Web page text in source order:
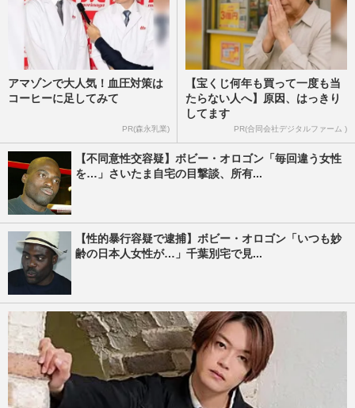
アマゾンで大人気！血圧対策は
コーヒーに足してみて
PR(森永乳業)
【宝くじ何年も買って一度も当
たらない人へ】原因、はっきり
してます
PR(合同会社デジタルファーム )
【不同意性交容疑】ボビー・オロゴン「毎回違う女性
を…」さいたま自宅の目撃談、所有...
【性的暴行容疑で逮捕】ボビー・オロゴン「いつも妙
齢の日本人女性が…」千葉別宅で見...